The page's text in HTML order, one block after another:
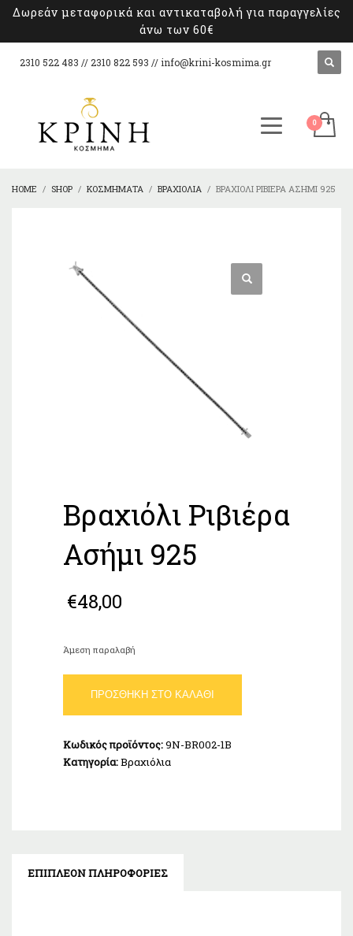
Δωρεάν μεταφορικά και αντικαταβολή για παραγγελίες
άνω των 60€
2310 522 483 // 2310 822 593 // info@krini-kosmima.gr
HOME SHOP ΚΟΣΜΉΜΑΤΑ ΒΡΑΧΙΌΛΙΑ ΒΡΑΧΙΌΛΙ ΡΙΒΙΈΡΑ ΑΣΉΜΙ 925
Βραχιόλι Ριβιέρα
Ασήμι 925
€48,00
Άμεση παραλαβή
Ριβιέρα
Ασήμι
ποσότητα
ΠΡΟΣΘΉΚΗ ΣΤΟ ΚΑΛΆΘΙ
Κωδικός προϊόντος:9N-BR002-1B
Κατηγορία:Βραχιόλια
ΕΠΙΠΛΈΟΝ ΠΛΗΡΟΦΟΡΊΕΣ